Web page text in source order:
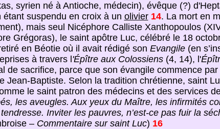
syrien né à Antioche, médecin), évêque (?)
suspendu en croix à un olivier14. La mort en
mais seul Nicéphore Calliste Xanthopoulos
Grégoras), le saint apôtre Luc, célébré le 18
en Béotie où il avait rédigé son Evangile(en
à travers l 'Épître aux Colossiens(4, 14), l'
de sacrifice, parce que son évangile commence
Jean-Baptiste. Selon la tradition chrétienne, saint
le saint patron des médecins et des services
les aveugles. Aux yeux du Maître, les infirmités
Inviter les pauvres, n’est-ce pas fuir la
– Commentaire sur saint Luc) 16